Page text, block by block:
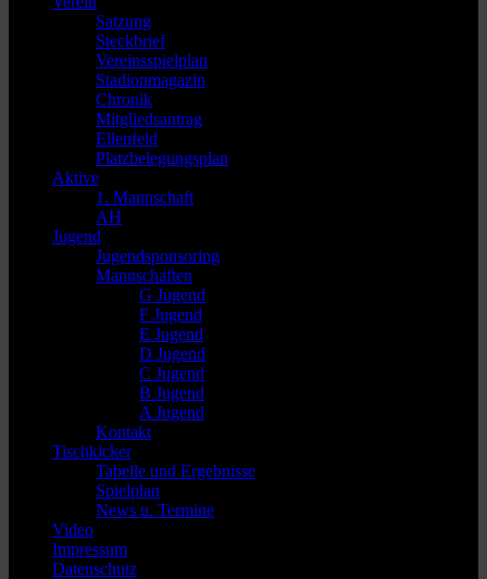
Satzung
Steckbrief
Vereinsspielplan
Stadionmagazin
Chronik
Mitgliedsantrag
Ellenfeld
Platzbelegungsplan
Aktive
1. Mannschaft
AH
Jugend
Jugendsponsoring
Mannschaften
G Jugend
F Jugend
E Jugend
D Jugend
C Jugend
B Jugend
A Jugend
Kontakt
Tischkicker
Tabelle und Ergebnisse
Spielplan
News u. Termine
Video
Impressum
Datenschutz